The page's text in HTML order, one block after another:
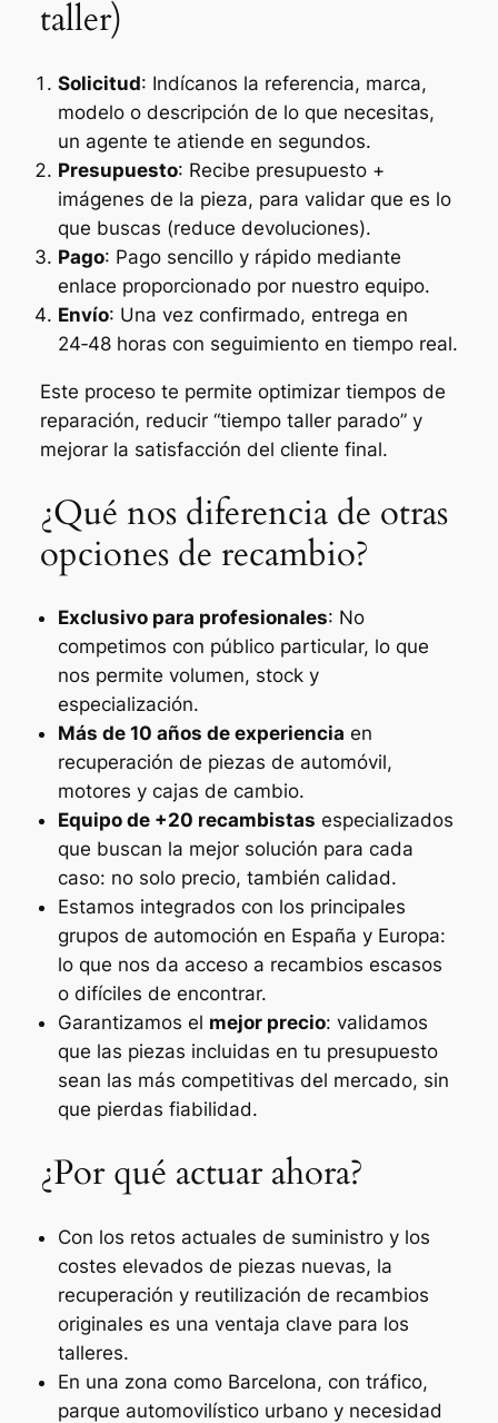
taller)
Solicitud: Indícanos la referencia, marca,
modelo o descripción de lo que necesitas,
un agente te atiende en segundos.
Presupuesto: Recibe presupuesto +
imágenes de la pieza, para validar que es lo
que buscas (reduce devoluciones).
Pago: Pago sencillo y rápido mediante
enlace proporcionado por nuestro equipo.
Envío: Una vez confirmado, entrega en
24‑48 horas con seguimiento en tiempo real.
Este proceso te permite optimizar tiempos de
reparación, reducir “tiempo taller parado” y
mejorar la satisfacción del cliente final.
¿Qué nos diferencia de otras
opciones de recambio?
Exclusivo para profesionales: No
competimos con público particular, lo que
nos permite volumen, stock y
especialización.
Más de 10 años de experiencia en
recuperación de piezas de automóvil,
motores y cajas de cambio.
Equipo de +20 recambistas especializados
que buscan la mejor solución para cada
caso: no solo precio, también calidad.
Estamos integrados con los principales
grupos de automoción en España y Europa:
lo que nos da acceso a recambios escasos
o difíciles de encontrar.
Garantizamos el mejor precio: validamos
que las piezas incluidas en tu presupuesto
sean las más competitivas del mercado, sin
que pierdas fiabilidad.
¿Por qué actuar ahora?
Con los retos actuales de suministro y los
costes elevados de piezas nuevas, la
recuperación y reutilización de recambios
originales es una ventaja clave para los
talleres.
En una zona como Barcelona, con tráfico,
parque automovilístico urbano y necesidad